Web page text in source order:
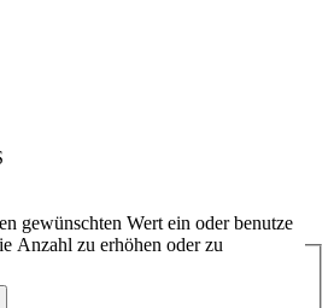
gewünschten Wert ein oder benutze
Anzahl zu erhöhen oder zu